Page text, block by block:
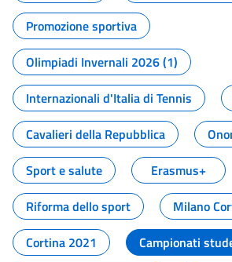
Promozione sportiva
Olimpiadi Invernali 2026 (1)
Internazionali d'Italia di Tennis
Cavalieri della Repubblica
Sport e salute
Erasmus+
Riforma dello sport
Milano
Cortina 2021
Campionati